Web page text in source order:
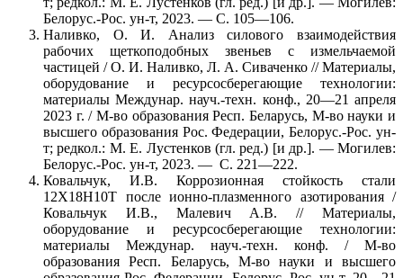
Белорус.-Рос. ун-т, 2023. — С. 105—106.
Наливко, О. И. Анализ силового взаимодействия
рабочих щеткоподобных звеньев с измельчаемой
частицей / О. И. Наливко, Л. А. Сиваченко // Материалы,
оборудование и ресурсосберегающие технологии:
материалы Междунар. науч.-техн. конф., 20—21 апреля
2023 г. / М-во образования Респ. Беларусь, М-во науки и
высшего образования Рос. Федерации, Белорус.-Рос. ун-
т; редкол.: М. Е. Лустенков (гл. ред.) [и др.]. — Могилев:
Белорус.-Рос. ун-т, 2023. — С. 221—222.
Ковальчук, И.В. Коррозионная стойкость стали
12Х18Н10Т после ионно-плазменного азотирования /
Ковальчук И.В., Малевич А.В. // Материалы,
оборудование и ресурсосберегающие технологии:
материалы Междунар. науч.-техн. конф. / М-во
образования Респ. Беларусь, М-во науки и высшего